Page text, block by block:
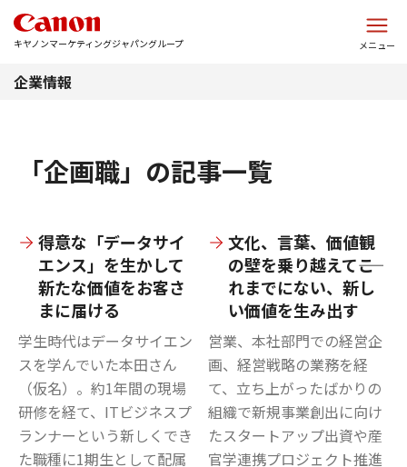
キヤノンマーケティングジャパングループ メニュー
企業情報
「企画職」の記事一覧
得意な「データサイ
エンス」を生かして
新たな価値をお客さ
まに届ける
学生時代はデータサイエン
スを学んでいた本田さん
（仮名）。約1年間の現場
研修を経て、ITビジネスプ
ランナーという新しくでき
た職種に1期生として配属
文化、言葉、価値観
の壁を乗り越えて――こ
れまでにない、新し
い価値を生み出す
営業、本社部門での経営企
画、経営戦略の業務を経
て、立ち上がったばかりの
組織で新規事業創出に向け
たスタートアップ出資や産
官学連携プロジェクト推進